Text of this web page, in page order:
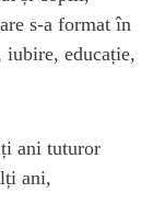
s-a format în
educație,
ani tuturor
ani,